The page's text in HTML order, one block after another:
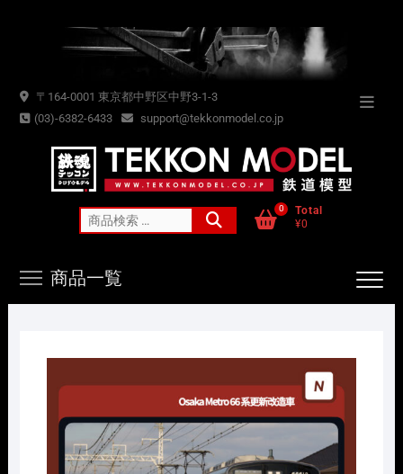
〒164-0001 東京都中野区中野3-1-3
(03)-6382-6433
support@tekkonmodel.co.jp
索
0
Total
¥0
商品一覧